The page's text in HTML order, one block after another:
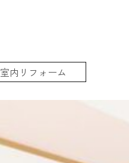
室内リフォーム